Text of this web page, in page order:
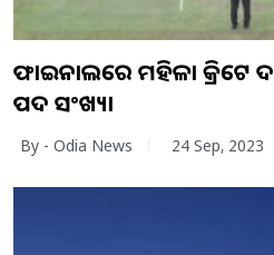
ଫାଇନାଲରେ ମହିଳା
ପଦକ ସଂଖ୍ୟା
By - Odia News 24 Sep, 2023